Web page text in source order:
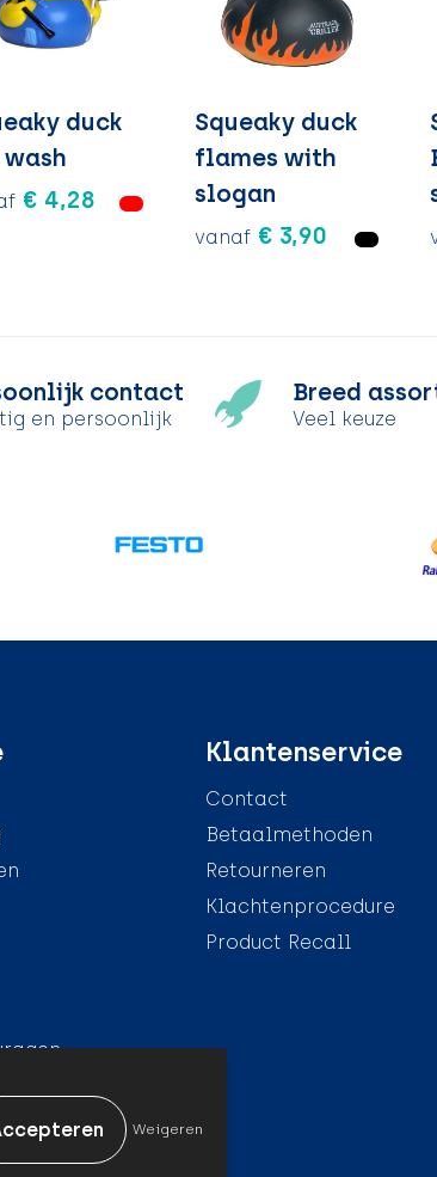
duck
€ 4,28
Squeaky duck
flames with
slogan
vanaf € 3,90
contact
en persoonlijk
Breed
Veel keuze
Klantenservice
Contact
Betaalmethoden
Retourneren
Klachtenprocedure
Product Recall
Weigeren